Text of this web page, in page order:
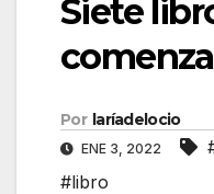
Siete
Por laríadelocio
ENE 3, 2022
#libro